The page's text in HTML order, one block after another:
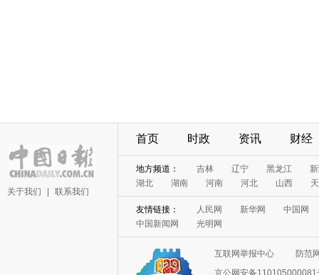
关于我们 联系我们
首页 时政 资讯 财经
地方频道： 吉林 辽宁 黑龙江
湖北
湖南 河南 河北 山西
友情链接： 人民网 新华网
中国网
中国新闻网
光明网
互联网举报中心
防范
京公网安备110105000081